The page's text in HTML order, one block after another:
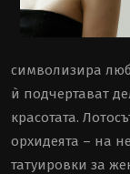
символизира
ѝ подчертават
красотата.
орхидеята – на
татуировки за